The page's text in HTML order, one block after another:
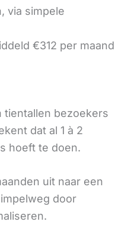
via simpele
€312 per maand
tientallen bezoekers
dat al 1 à 2
hoeft te doen.
uit naar een
door